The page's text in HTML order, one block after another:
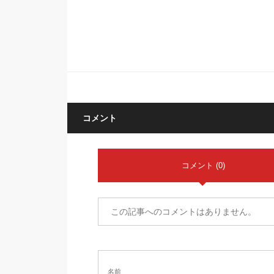
コメント
コメント (0)
この記事へのコメントはありません。
名前